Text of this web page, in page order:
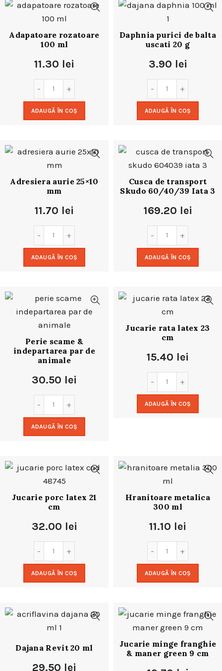
Adapatoare rozatoare
100 ml
11.30 lei
ADAUGĂ ÎN COȘ
Daphnia purici de balta
uscati 20 g
3.90 lei
ADAUGĂ ÎN COȘ
Adresiera aurie 25×10
mm
11.70 lei
ADAUGĂ ÎN COȘ
Cusca de transport
Skudo 60/40/39 Iata 3
169.20 lei
ADAUGĂ ÎN COȘ
Perie scame &
indepartarea par de
animale
30.50 lei
ADAUGĂ ÎN COȘ
Jucarie rata latex 23
cm
15.40 lei
ADAUGĂ ÎN COȘ
Jucarie porc latex 21
cm
32.00 lei
ADAUGĂ ÎN COȘ
Hranitoare metalica
300 ml
11.10 lei
ADAUGĂ ÎN COȘ
Dajana Revit 20 ml
29.50 lei
Jucarie minge franghie
& maner green 9 cm